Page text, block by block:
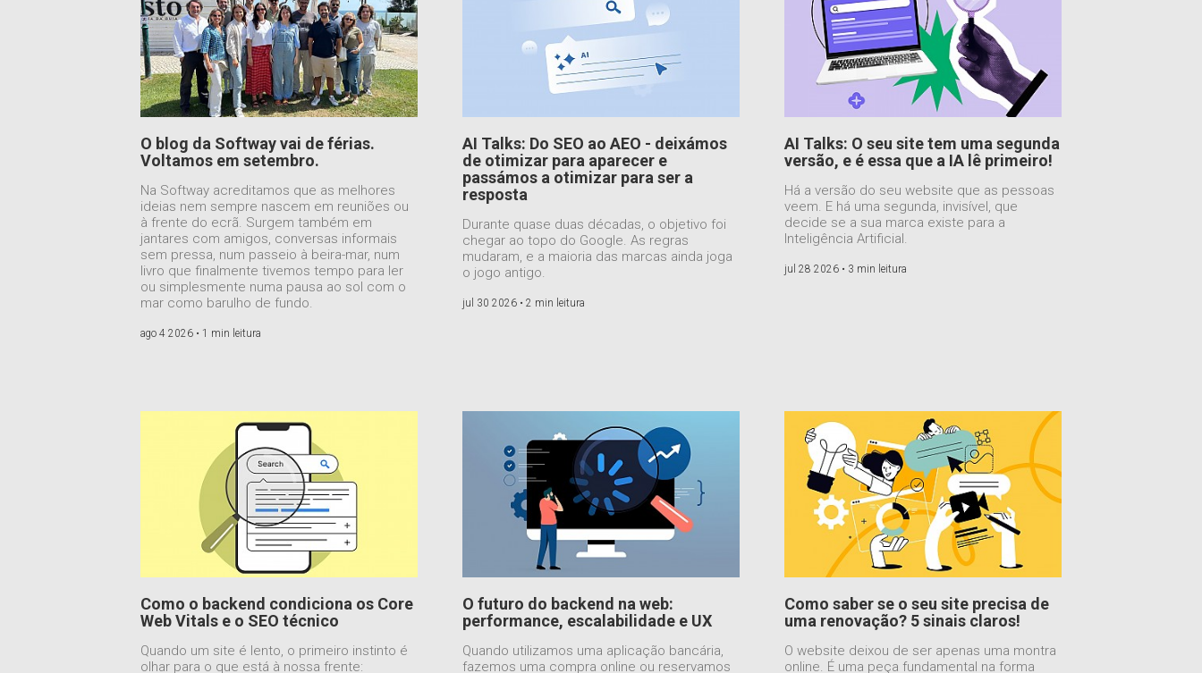
O blog da Softway vai de férias.
Voltamos em setembro.
Na Softway acreditamos que as melhores
ideias nem sempre nascem em reuniões ou
à frente do ecrã. Surgem também em
jantares com amigos, conversas informais
sem pressa, num passeio à beira-mar, num
livro que finalmente tivemos tempo para ler
ou simplesmente numa pausa ao sol com o
mar como barulho de fundo.
ago 4 2026 • 1 min leitura
AI Talks: Do SEO ao AEO - deixámos
de otimizar para aparecer e
passámos a otimizar para ser a
resposta
Durante quase duas décadas, o objetivo foi
chegar ao topo do Google. As regras
mudaram, e a maioria das marcas ainda joga
o jogo antigo.
jul 30 2026 • 2 min leitura
AI Talks: O seu site tem uma segunda
versão, e é essa que a IA lê primeiro!
Há a versão do seu website que as pessoas
veem. E há uma segunda, invisível, que
decide se a sua marca existe para a
Inteligência Artificial.
jul 28 2026 • 3 min leitura
Como o backend condiciona os Core
Web Vitals e o SEO técnico
Quando um site é lento, o primeiro instinto é
olhar para o que está à nossa frente:
O futuro do backend na web:
performance, escalabilidade e UX
Quando utilizamos uma aplicação bancária,
fazemos uma compra online ou reservamos
Como saber se o seu site precisa de
uma renovação? 5 sinais claros!
O website deixou de ser apenas uma montra
online. É uma peça fundamental na forma